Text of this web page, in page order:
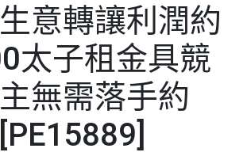
意轉讓利潤約
太子租金具競
無需落手約